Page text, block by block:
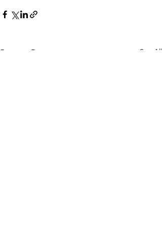
Recent Posts See All